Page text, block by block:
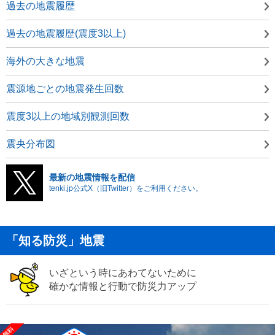
過去の地震履歴
過去の地震履歴(震度3以上)
海外の大きな地震
震源地ごとの地震発生回数
震度3以上の地域別観測回数
震央分布図
最新の地震情報を配信
tenki.jp公式X（旧Twitter）をご利用ください。
「知る防災」地震
いざという時にあわてないために
確かな情報と行動で防災力アップ